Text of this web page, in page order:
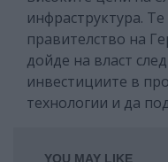
инфраструктура.
правителство на
дойде на власт
инвестициите в
технологии и да